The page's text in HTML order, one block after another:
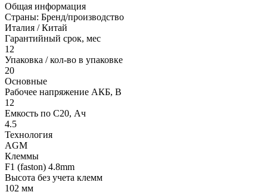
Общая информация
Страны: Бренд/производство
Италия / Китай
Гарантийный срок, мес
12
Упаковка / кол-во в упаковке
20
Основные
Рабочее напряжение АКБ, B
12
Емкость по С20, Ач
4.5
Технология
AGM
Клеммы
F1 (faston) 4.8mm
Высота без учета клемм
102 мм